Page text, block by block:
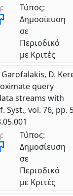
Τύπος:
Δημοσίευση
σε
Περιοδικό
με Κριτές
D.
query
streams with
vol. 76, pp.
Τύπος:
Δημοσίευση
σε
Περιοδικό
με Κριτές